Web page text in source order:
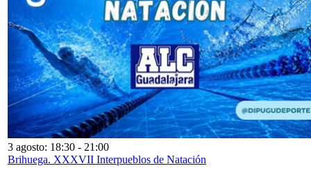
3 agosto: 18:30 - 21:00
Brihuega. XXXVII Interpueblos de Natación